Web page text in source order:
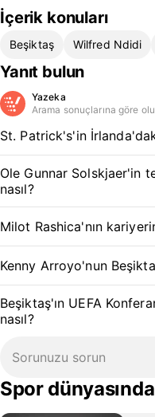
İçerik konuları
Beşiktaş Wilfred Ndidi
Yanıt bulun
Yazeka
Arama sonuçlarına göre
St. Patrick's'in
Ole Gunnar Solskjaer'in
nasıl?
Milot Rashica'nın
Kenny Arroyo'nun
Beşiktaş'ın UEFA
nasıl?
Spor